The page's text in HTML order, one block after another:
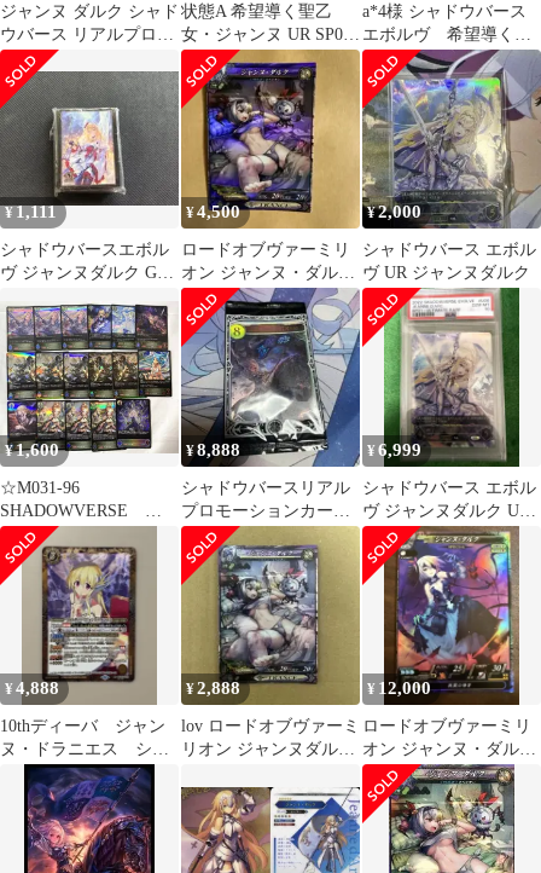
ジャンヌ ダルク シャド
ウバース リアルプロモ
ーションカード
状態A 希望導く聖乙
女・ジャンヌ UR SP01-
U25 シャドウバース エ
ボルヴ Shadowverse
EVOLVE シャドバ
a*4様 シャドウバース
エボルヴ 希望導く聖
乙女ジャンヌ SP
PSA10
¥1,111
シャドウバースエボル
ヴ ジャンヌダルク GP
¥4,500
ロードオブヴァーミリ
オン ジャンヌ・ダル
ク SP
¥2,000
シャドウバース エボル
ヴ UR ジャンヌダルク
¥1,600
☆M031-96
SHADOWVERSE
EVOLVE シャドウバ
ース エボルヴ ダー
クジャンヌ ジャンヌ
ダルク アルヴェル
ト アリス 他 まと
¥8,888
シャドウバースリアル
プロモーションカード
ジャンヌダルク
¥6,999
シャドウバース エボル
ヴ ジャンヌダルク UR
PSA10
¥4,888
10thディーバ ジャン
ヌ・ドラニエス シー
クレット secret
¥2,888
lov ロードオブヴァーミ
リオン ジャンヌダル
¥ 12,000
ロードオブヴァーミリ
オン ジャンヌ・ダルク
SP-007